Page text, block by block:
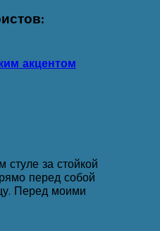
акцентом
за стойкой
перед собой
Перед моими